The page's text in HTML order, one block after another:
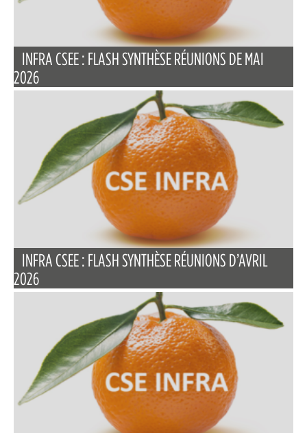
INFRA CSEE : FLASH SYNTHÈSE RÉUNIONS DE MAI
2026
INFRA CSEE : FLASH SYNTHÈSE RÉUNIONS D’AVRIL
2026